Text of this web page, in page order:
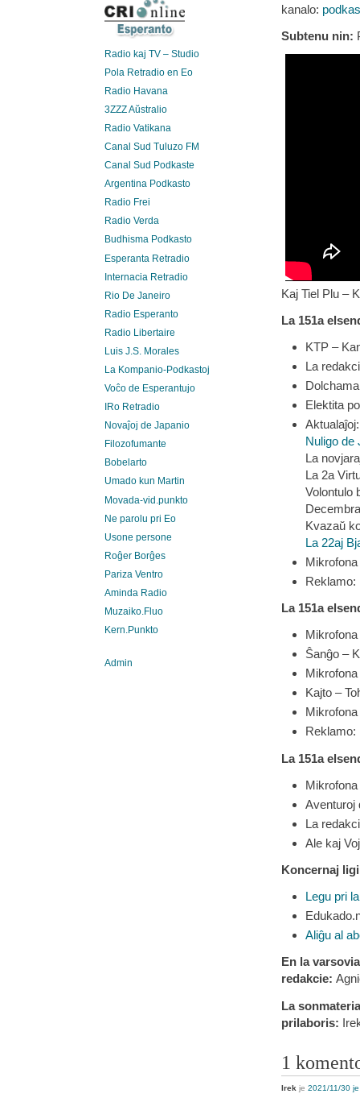
kanalo:
Subtenu nin:
Kaj Tiel Plu –
La 151a
KTP –
La
Elektita
Aktualaĵoj:
Nuligo de
La
La 2a
Volontulo
Kvazaŭ
La 22aj
Reklamo:
La 151a
Ŝanĝo –
Kajto –
Reklamo:
La 151a
Aventuroj
La
Ale kaj
Koncernaj
Legu pri
Aliĝu al
En la
redakcie:
La
prilaboris:
1
Irek je 2021/11/30
Radio kaj TV – Studio
Pola Retradio en Eo
Radio Havana
3ZZZ Aŭstralio
Radio Vatikana
Canal Sud Tuluzo FM
Canal Sud Podkaste
Argentina Podkasto
Radio Frei
Radio Verda
Budhisma Podkasto
Esperanta Retradio
Internacia Retradio
Rio De Janeiro
Radio Esperanto
Radio Libertaire
Luis J.S. Morales
La Kompanio-Podkastoj
Voĉo de Esperantujo
IRo Retradio
Novaĵoj de Japanio
Filozofumante
Bobelarto
Umado kun Martin
Movada-vid.punkto
Ne parolu pri Eo
Usone persone
Roĝer Borĝes
Pariza Ventro
Aminda Radio
Muzaiko.Fluo
Kern.Punkto
Admin